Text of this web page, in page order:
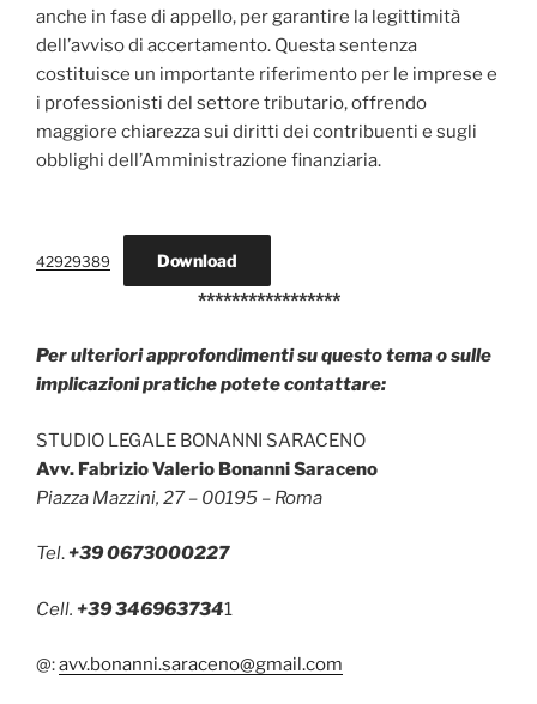
anche in fase di appello, per garantire la legittimità
dell’avviso di accertamento. Questa sentenza
costituisce un importante riferimento per le imprese e
i professionisti del settore tributario, offrendo
maggiore chiarezza sui diritti dei contribuenti e sugli
obblighi dell’Amministrazione finanziaria.
42929389 Download
*****************
Per ulteriori approfondimenti su questo tema o sulle
implicazioni pratiche potete contattare:
STUDIO LEGALE BONANNI SARACENO
Avv. Fabrizio Valerio Bonanni Saraceno
Piazza Mazzini, 27 – 00195 – Roma
Tel.+39 0673000227
Cell. +39 3469637341
@:avv.bonanni.saraceno@gmail.com